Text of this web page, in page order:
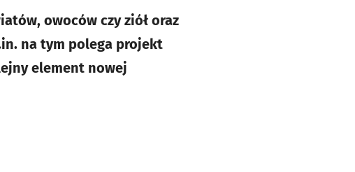
owoców czy ziół oraz
na tym polega projekt
element nowej